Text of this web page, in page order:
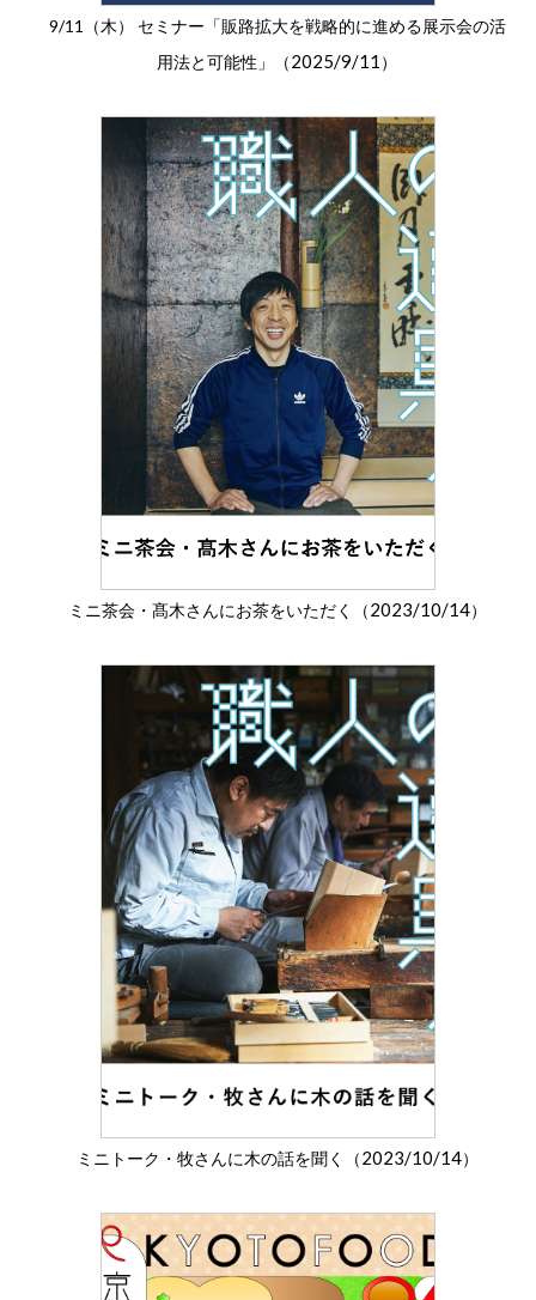
9/11（木） セミナー「販路拡大を戦略的に進める展示会の活
用法と可能性」（2025/9/11 ）
ミニ茶会・髙木さんにお茶をいただく（2023/10/14）
ミニトーク・牧さんに木の話を聞く（2023/10/14）